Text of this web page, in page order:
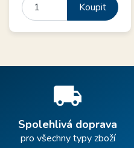
Koupit
local_shipping
Spolehlivá doprava
pro všechny typy zboží